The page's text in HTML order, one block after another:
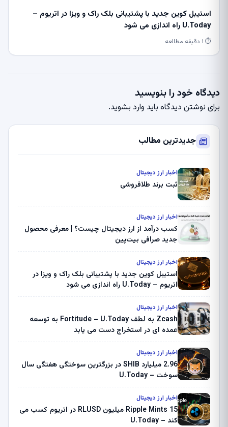
استیبل کوین جدید با پشتیبانی بلک راک و ویزا در اتریوم –
U.Today راه اندازی می شود
⏱ ۱ دقیقه مطالعه
دیدگاه خود را بنویسید
برای نوشتن دیدگاه باید وارد بشوید.
جدیدترین مطالب
اخبار ارز دیجیتال
ثبت برند طلافروشی
اخبار ارز دیجیتال
کسب درآمد از ارز دیجیتال چیست؟ | معرفی محصول
جدید صرافی بیت‌پین
اخبار ارز دیجیتال
استیبل کوین جدید با پشتیبانی بلک راک و ویزا در
اتریوم – U.Today راه اندازی می شود
اخبار ارز دیجیتال
Zcash به لطف Fortitude – U.Today به توسعه
عمده ای در استخراج دست می یابد
اخبار ارز دیجیتال
2.96 میلیارد SHIB در بزرگترین سوختگی هفتگی سال
سوخت – U.Today
اخبار ارز دیجیتال
Ripple Mints 15 میلیون RLUSD در اتریوم کسب می
کند – U.Today